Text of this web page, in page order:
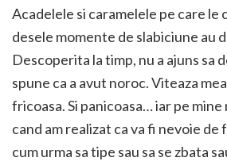
Acadelele si caramelele pe care le
desele momente de slabiciune au
Descoperita la timp, nu a ajuns sa
spune ca a avut noroc. Viteaza
fricoasa. Si panicoasa… iar pe mine
cand am realizat ca va fi nevoie de
cum urma sa tipe sau sa se zbata